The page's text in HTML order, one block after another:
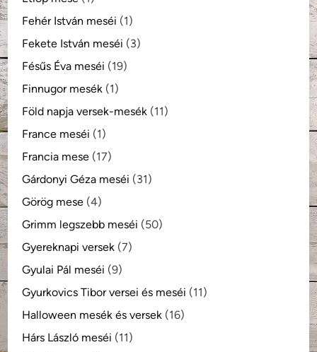
Fehér István meséi (1)
Fekete István meséi (3)
Fésűs Éva meséi (19)
Finnugor mesék (1)
Föld napja versek-mesék (11)
France meséi (1)
Francia mese (17)
Gárdonyi Géza meséi (31)
Görög mese (4)
Grimm legszebb meséi (50)
Gyereknapi versek (7)
Gyulai Pál meséi (9)
Gyurkovics Tibor versei és meséi (11)
Halloween mesék és versek (16)
Hárs László meséi (11)